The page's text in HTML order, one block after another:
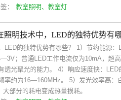
： 教室照明、教室灯
照明技术中，LED的独特优势有哪
LED的独特优势有哪些？ 1）节约能源
；普通LED工作电流仅为10mA，超
透光聚光的能力。 4）响应速度快：
率约为16―160MHz。 5）发光效率高
部分的耗电变成热量损耗。